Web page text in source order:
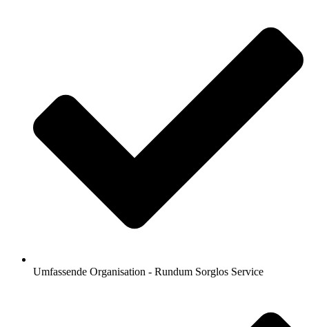
Umfassende Organisation - Rundum Sorglos Service